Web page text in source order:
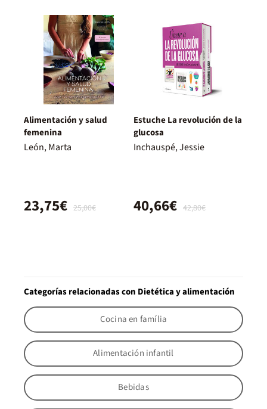
Alimentación y salud
femenina
León, Marta
25,00€
23,75€
Estuche La revolución de la
glucosa
Inchauspé, Jessie
42,80€
40,66€
Categorías relacionadas con Dietética y alimentación
Cocina en família
Alimentación infantil
Bebidas